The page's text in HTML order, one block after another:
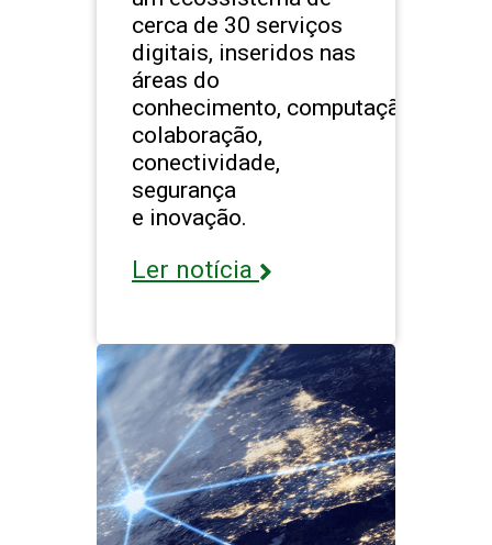
cerca de 30 serviços
digitais, inseridos nas
áreas do
conhecimento, computação,
colaboração,
conectividade,
segurança
e inovação.
Ler notícia